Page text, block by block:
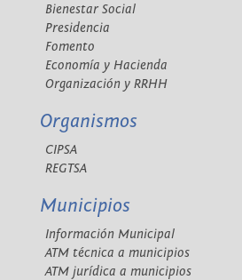
Bienestar Social
Presidencia
Fomento
Economía y Hacienda
Organización y RRHH
Organismos
CIPSA
REGTSA
Municipios
Información Municipal
ATM técnica a municipios
ATM jurídica a municipios